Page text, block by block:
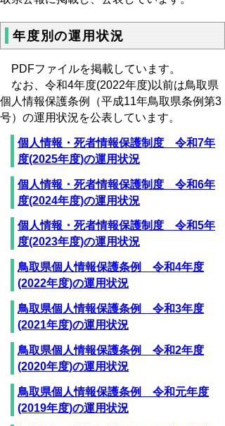
年度別の運用状況
PDFファイルを掲載しています。
なお、令和4年度(2022年度)以前は鳥取県
個人情報保護条例（平成11年鳥取県条例第3
号）の運用状況を公表しています。
個人情報・死者情報保護制度 令和7年
度(2025年度)の運用状況
個人情報・死者情報保護制度 令和6年
度(2024年度)の運用状況
個人情報・死者情報保護制度 令和5年
度(2023年度)の運用状況
鳥取県個人情報保護条例 令和4年度
(2022年度)の運用状況
鳥取県個人情報保護条例 令和3年度
(2021年度)の運用状況
鳥取県個人情報保護条例 令和2年度
(2020年度)の運用状況
鳥取県個人情報保護条例 令和元年度
(2019年度)の運用状況